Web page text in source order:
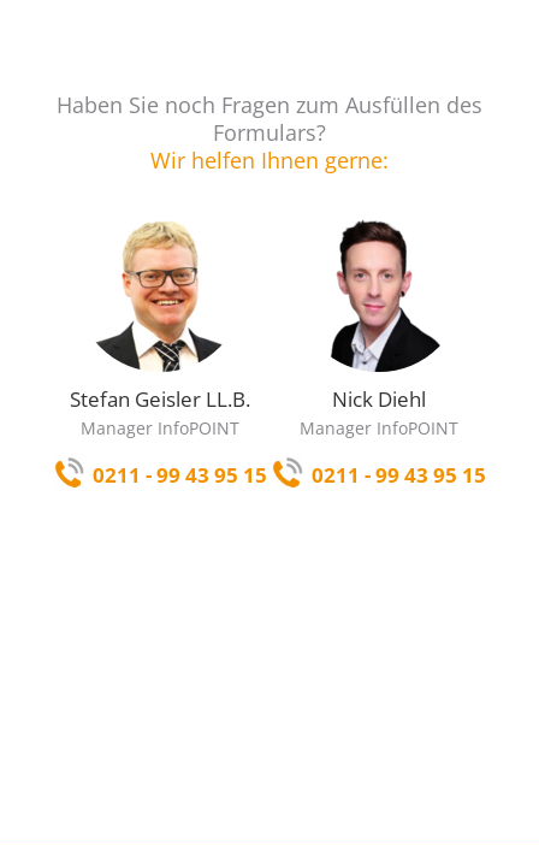
Haben Sie noch Fragen zum Ausfüllen des
Formulars?
Wir helfen Ihnen gerne:
Stefan Geisler LL.B.
Manager InfoPOINT
0211 - 99 43 95 15
Nick Diehl
Manager InfoPOINT
0211 - 99 43 95 15